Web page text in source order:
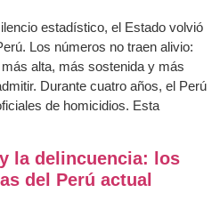
estadístico, el Estado volvió
Los números no traen alivio:
alta, más sostenida y más
Durante cuatro años, el Perú
de homicidios. Esta
la delincuencia: los
del Perú actual